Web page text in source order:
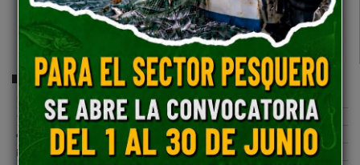
Comparte esta publicación:
Tweet
Compartir
Imprimir